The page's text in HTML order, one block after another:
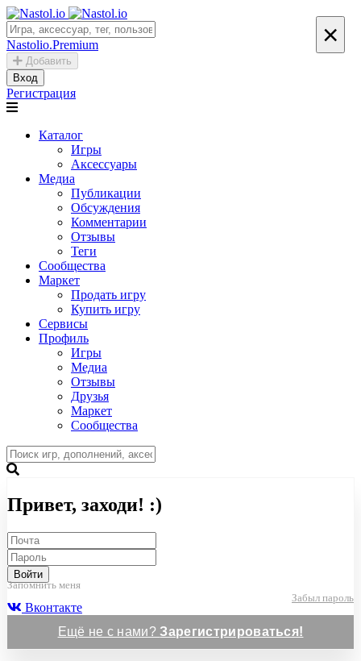
Nastolio.Premium
Добавить
Вход
Регистрация
Каталог
Игры
Аксессуары
Медиа
Публикации
Обсуждения
Комментарии
Отзывы
Теги
Сообщества
Маркет
Продать игру
Купить игру
Сервисы
Профиль
Игры
Медиа
Отзывы
Друзья
Маркет
Сообщества
×
Привет, заходи! :)
Войти
Запомнить меня
Забыл пароль
Вконтакте
Ещё не с нами?Зарегистрироваться!